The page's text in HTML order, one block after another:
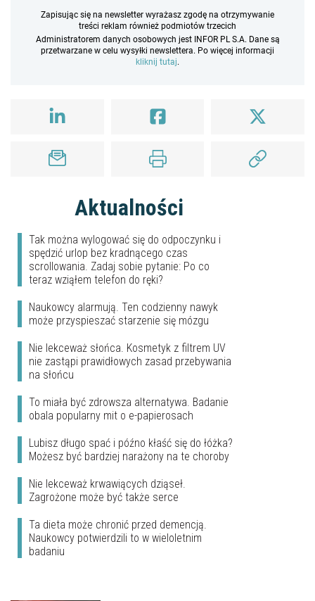
Zapisując się na newsletter wyrażasz zgodę na otrzymywanie
treści reklam również podmiotów trzecich
Administratorem danych osobowych jest INFOR PL S.A. Dane są
przetwarzane w celu wysyłki newslettera. Po więcej informacji
kliknij tutaj.
Aktualności
Tak można wylogować się do odpoczynku i
spędzić urlop bez kradnącego czas
scrollowania. Zadaj sobie pytanie: Po co
teraz wziąłem telefon do ręki?
Naukowcy alarmują. Ten codzienny nawyk
może przyspieszać starzenie się mózgu
Nie lekceważ słońca. Kosmetyk z filtrem UV
nie zastąpi prawidłowych zasad przebywania
na słońcu
To miała być zdrowsza alternatywa. Badanie
obala popularny mit o e-papierosach
Lubisz długo spać i późno kłaść się do łóżka?
Możesz być bardziej narażony na te choroby
Nie lekceważ krwawiących dziąseł.
Zagrożone może być także serce
Ta dieta może chronić przed demencją.
Naukowcy potwierdzili to w wieloletnim
badaniu